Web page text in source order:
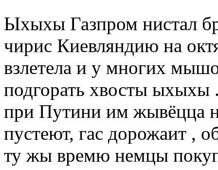
Ыхыхы Газпром нистал
чирис Киевляндию на
взлетела и у многих
подгорать хвосты
при Путини им жывёцца
пустеют, гас дорожаит ,
ту жы времю немцы